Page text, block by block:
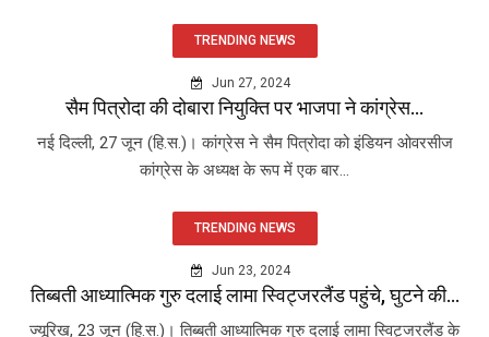
TRENDING NEWS
Jun 27, 2024
सैम पित्रोदा की दोबारा नियुक्ति पर भाजपा ने कांग्रेस...
नई दिल्ली, 27 जून (हि.स.)। कांग्रेस ने सैम पित्रोदा को इंडियन ओवरसीज
कांग्रेस के अध्यक्ष के रूप में एक बार...
TRENDING NEWS
Jun 23, 2024
तिब्बती आध्यात्मिक गुरु दलाई लामा स्विट्जरलैंड पहुंचे, घुटने की...
ज्यूरिख, 23 जून (हि.स.)। तिब्बती आध्यात्मिक गुरु दलाई लामा स्विट्जरलैंड के